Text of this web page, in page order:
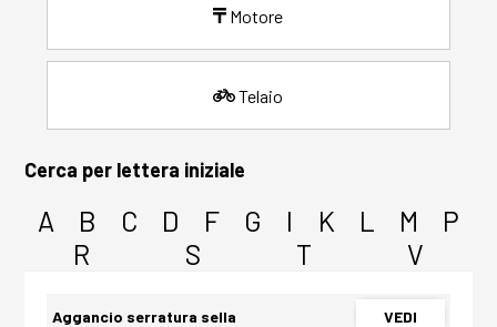
Motore
Telaio
Cerca per lettera iniziale
A B C D F G I K L M
P
R
S T V
Aggancio serratura sella VEDI